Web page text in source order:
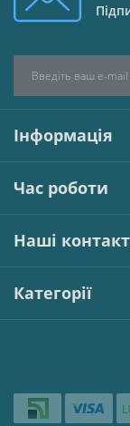
Інформація
Час роботи
Наші
Категорії